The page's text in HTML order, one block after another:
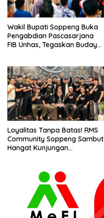
Wakil Bupati Soppeng Buka
Pengabdian Pascasarjana
FIB Unhas, Tegaskan Budaya
Loyalitas Tanpa Batas! RMS
Community Soppeng Sambut
Hangat Kunjungan